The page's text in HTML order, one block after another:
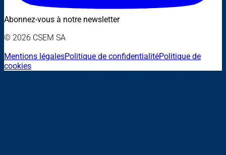
Abonnez-vous à notre newsletter
© 2026 CSEM SA
Mentions légalesPolitique de confidentialitéPolitique de
cookies